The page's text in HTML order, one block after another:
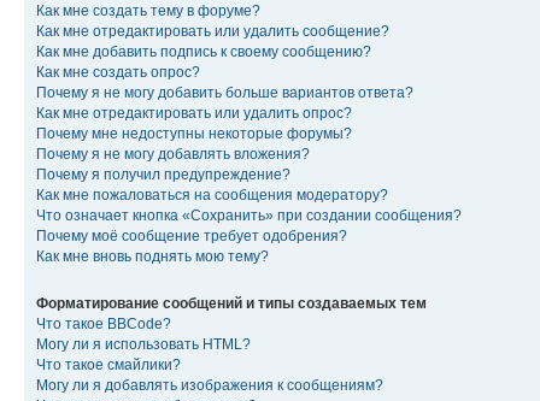
Как мне создать тему в форуме?
Как мне отредактировать или удалить сообщение?
Как мне добавить подпись к своему сообщению?
Как мне создать опрос?
Почему я не могу добавить больше вариантов ответа?
Как мне отредактировать или удалить опрос?
Почему мне недоступны некоторые форумы?
Почему я не могу добавлять вложения?
Почему я получил предупреждение?
Как мне пожаловаться на сообщения модератору?
Что означает кнопка «Сохранить» при создании сообщения?
Почему моё сообщение требует одобрения?
Как мне вновь поднять мою тему?
Форматирование сообщений и типы создаваемых тем
Что такое BBCode?
Могу ли я использовать HTML?
Что такое смайлики?
Могу ли я добавлять изображения к сообщениям?